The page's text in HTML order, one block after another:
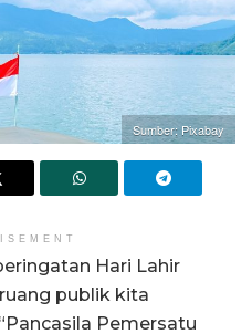
Sumber: Pixabay
Hari Lahir
publik kita
Pemersatu